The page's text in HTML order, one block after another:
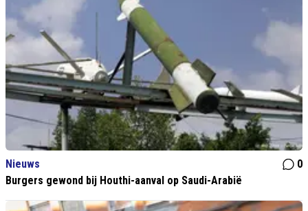
Nieuws
0
Burgers gewond bij Houthi-aanval op Saudi-Arabië